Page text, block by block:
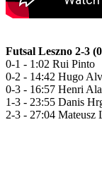
Futsal Leszno 2-3
0-1 - 1:02 Rui Pinto
0-2 - 14:42 Hugo
0-3 - 16:57 Henri
1-3 - 23:55 Danis
2-3 - 27:04 Mateusz